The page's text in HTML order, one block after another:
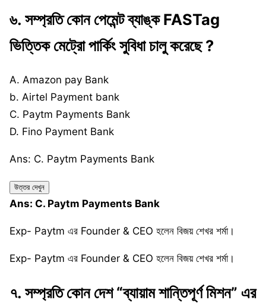
৬. সম্প্রতি কোন পেমেন্ট ব্যাঙ্ক FASTag
ভিত্তিক মেট্রো পার্কিং সুবিধা চালু করেছে ?
A. Amazon pay Bank
b. Airtel Payment bank
C. Paytm Payments Bank
D. Fino Payment Bank
Ans: C. Paytm Payments Bank
উত্তর দেখুন
Ans: C. Paytm Payments Bank
Exp- Paytm এর Founder & CEO হলেন বিজয় শেখর শর্মা।
Exp- Paytm এর Founder & CEO হলেন বিজয় শেখর শর্মা।
৭. সম্প্রতি কোন দেশ “ব্যায়াম শান্তিপূর্ণ মিশন” এর